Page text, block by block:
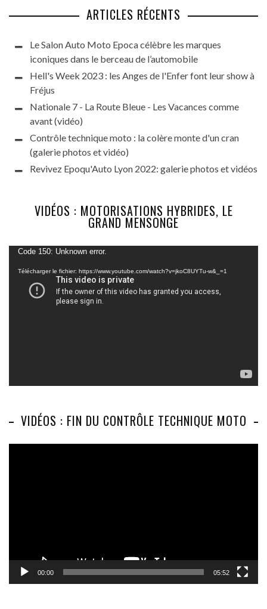
ARTICLES RÉCENTS
Le Salon Auto Moto Epoca célèbre les marques
iconiques dans le berceau de l’automobile
Hell's Week 2023 : les Anges de l'Enfer font leur show à
Fréjus
Nationale 7 - La Route Bleue - Les Vacances comme
avant (vidéo)
Contrôle technique moto : la colère monte d'un cran
(galerie photos et vidéo)
Revivez Epoqu'Auto Lyon 2022: galerie photos et vidéos
VIDÉOS : MOTORISATIONS HYBRIDES, LE
GRAND MENSONGE
Lecteur
vidéo
Code 150: Unknown error.
Télécharger le fichier: https://www.youtube.com/watch?v=jkoC8UYTu-w&_=1
VIDÉOS : FIN DU CONTRÔLE TECHNIQUE MOTO
00:00 05:52